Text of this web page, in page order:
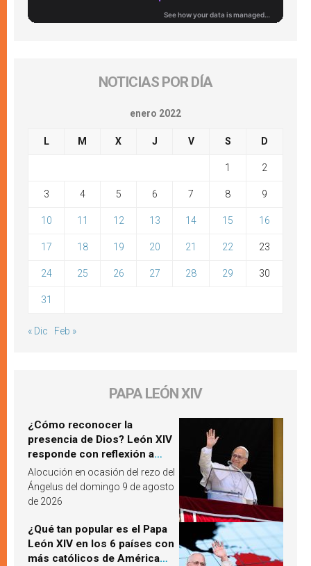
NOTICIAS POR DÍA
enero 2022
L M X J V S D
1 2
3 4 5 6 7 8 9
10 11 12 13 14 15 16
17 18 19 20 21 22 23
24 25 26 27 28 29 30
31
« Dic Feb »
PAPA LEÓN XIV
¿Cómo reconocer la
presencia de Dios? León XIV
responde con reflexión a
partir de un pasaje del
Evangelio
Alocución en ocasión del rezo del
Ángelus del domingo 9 de agosto
de 2026
¿Qué tan popular es el Papa
León XIV en los 6 países con
más católicos de América